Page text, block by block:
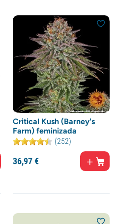
Critical Kush (Barney's
Farm) feminizada
(252)
36,97€